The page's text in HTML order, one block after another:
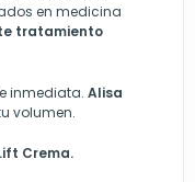
en medicina
tratamiento
inmediata. Alisa
volumen.
Crema.